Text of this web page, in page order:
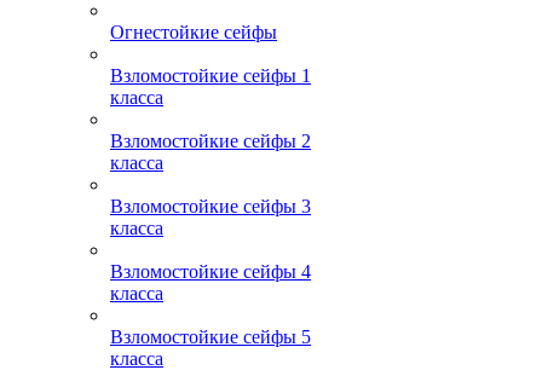
Огнестойкие сейфы
Взломостойкие сейфы 1
класса
Взломостойкие сейфы 2
класса
Взломостойкие сейфы 3
класса
Взломостойкие сейфы 4
класса
Взломостойкие сейфы 5
класса